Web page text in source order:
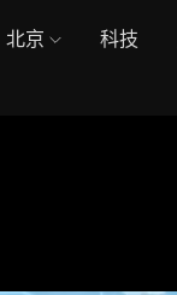
北京 科技